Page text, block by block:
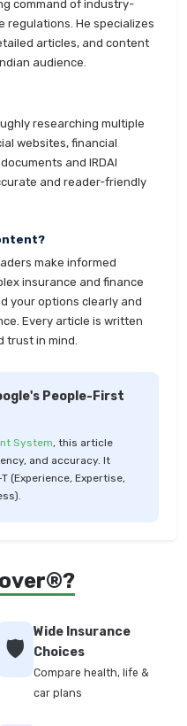
command of industry-
regulations. He specializes
articles, and content
audience.
researching multiple
websites, financial
and IRDAI
and reader-friendly
make informed
insurance and finance
your options clearly and
Every article is written
trust in mind.
People-First
System, this article
and accuracy. It
(Experience, Expertise,
🛡️
Wide Insurance
Choices
Compare health, life &
car plans